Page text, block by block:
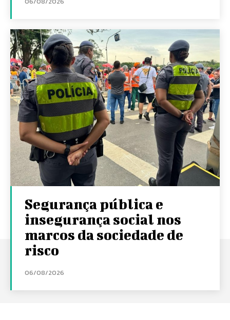
Segurança pública e
insegurança social nos
marcos da sociedade de
risco
06/08/2026